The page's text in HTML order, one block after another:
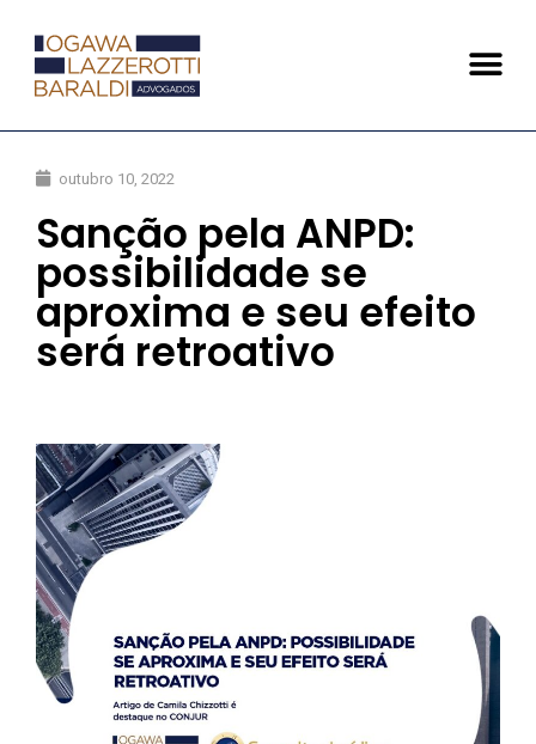
outubro 10, 2022
Sanção pela ANPD:
possibilidade se
aproxima e seu efeito
será retroativo